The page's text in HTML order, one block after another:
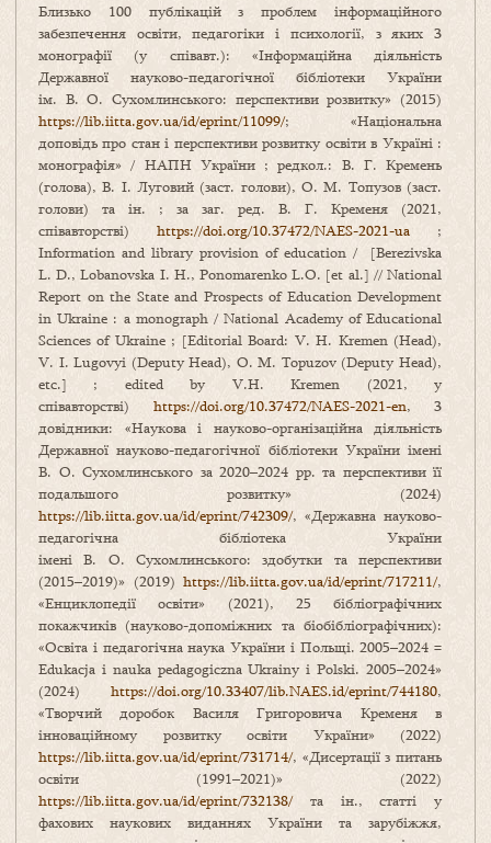
Близько 100 публікацій з проблем інформаційного
забезпечення освіти, педагогіки і психології, з яких 3
монографії (у співавт.): «Інформаційна діяльність
Державної науково-педагогічної бібліотеки України
ім. В. О. Сухомлинського: перспективи розвитку» (2015)
https://lib.iitta.gov.ua/id/eprint/11099/; «Національна
доповідь про стан і перспективи розвитку освіти в Україні :
монографія» / НАПН України ; редкол.: В. Г. Кремень
(голова), В. І. Луговий (заст. голови), О. М. Топузов (заст.
голови) та ін. ; за заг. ред. В. Г. Кременя (2021,
співавторстві) https://doi.org/10.37472/NAES-2021-ua ;
Information and library provision of education / [Berezivska
L. D., Lobanovska I. H., Ponomarenko L.O. [et al.] // National
Report on the State and Prospects of Education Development
in Ukraine : a monograph / National Academy of Educational
Sciences of Ukraine ; [Editorial Board: V. H. Kremen (Head),
V. I. Lugovyi (Deputy Head), O. M. Topuzov (Deputy Head),
etc.] ; edited by V.H. Kremen (2021, у
співавторстві) https://doi.org/10.37472/NAES-2021-en, 3
довідники: «Наукова і науково-організаційна діяльність
Державної науково-педагогічної бібліотеки України імені
В. О. Сухомлинського за 2020–2024 рр. та перспективи її
подальшого розвитку» (2024)
https://lib.iitta.gov.ua/id/eprint/742309/, «Державна науково-
педагогічна бібліотека України
імені В. О. Сухомлинського: здобутки та перспективи
(2015–2019)» (2019) https://lib.iitta.gov.ua/id/eprint/717211/,
«Енциклопедії освіти» (2021), 25 бібліографічних
покажчиків (науково-допоміжних та біобібліографічних):
«Освіта і педагогічна наука України і Польщі. 2005–2024 =
Edukacja i nauka pedagogiczna Ukrainy i Polski. 2005–2024»
(2024) https://doi.org/10.33407/lib.NAES.id/eprint/744180,
«Творчий доробок Василя Григоровича Кременя в
інноваційному розвитку освіти України» (2022)
https://lib.iitta.gov.ua/id/eprint/731714/, «Дисертації з питань
освіти (1991–2021)» (2022)
https://lib.iitta.gov.ua/id/eprint/732138/та ін., статті у
фахових наукових виданнях України та зарубіжжя,